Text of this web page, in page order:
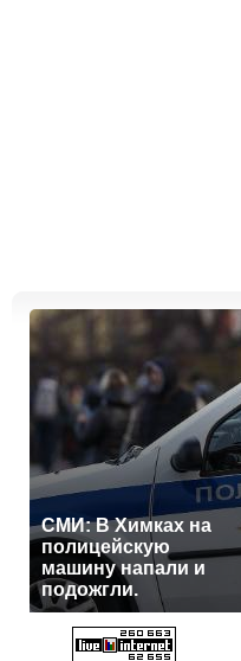
СМИ: В Химках на
полицейскую
машину напали и
подожгли.